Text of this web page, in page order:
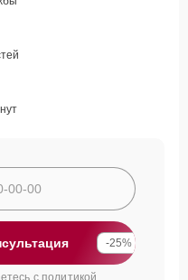
-25%
с политикой